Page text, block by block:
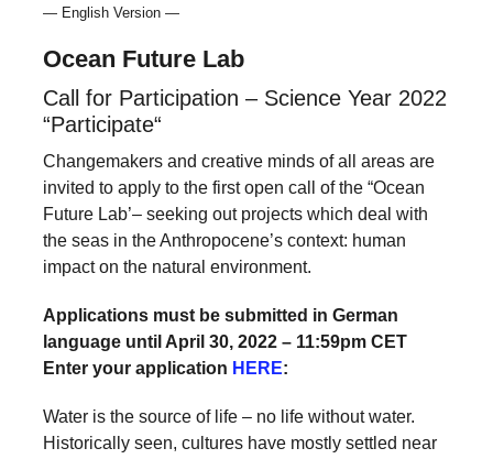
— English Version —
Ocean Future Lab
Call for Participation – Science Year 2022
“Participate“
Changemakers and creative minds of all areas are
invited to apply to the first open call of the “Ocean
Future Lab’– seeking out projects which deal with
the seas in the Anthropocene’s context: human
impact on the natural environment.
Applications must be submitted in German
language until April 30, 2022 – 11:59pm CET
Enter your application HERE:
Water is the source of life – no life without water.
Historically seen, cultures have mostly settled near